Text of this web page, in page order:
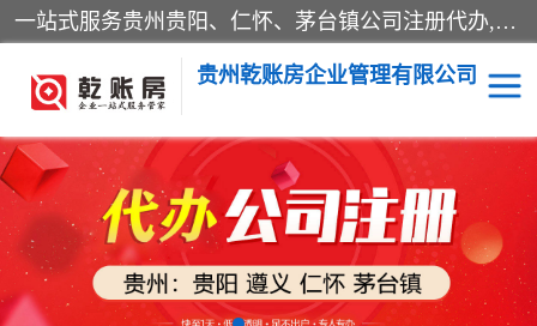
一站式服务贵州贵阳、仁怀、茅台镇公司注册代办,营业执照代办,财税务咨询,代理记帐,公司纳税申报,公司税务及手续的申请、并协助办理验资、审计、税审、工商年检等主要从事工商注册、纳税服务、会计服务、进出口权证办理服务 、管理咨询等方面的业务。
贵州乾账房企业管理有限公司
贵阳工商注册 贵阳工商变更
仁怀公司注册 贵州茅台镇公司注册